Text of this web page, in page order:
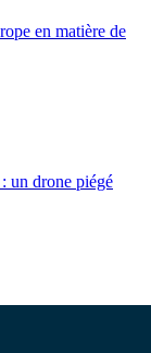
en matière de
un drone piégé